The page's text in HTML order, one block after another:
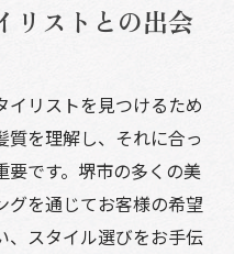
リストとの出会
イリストを見つけるため
質を理解し、それに合っ
要です。堺市の多くの美
グを通じてお客様の希望
、スタイル選びをお手伝